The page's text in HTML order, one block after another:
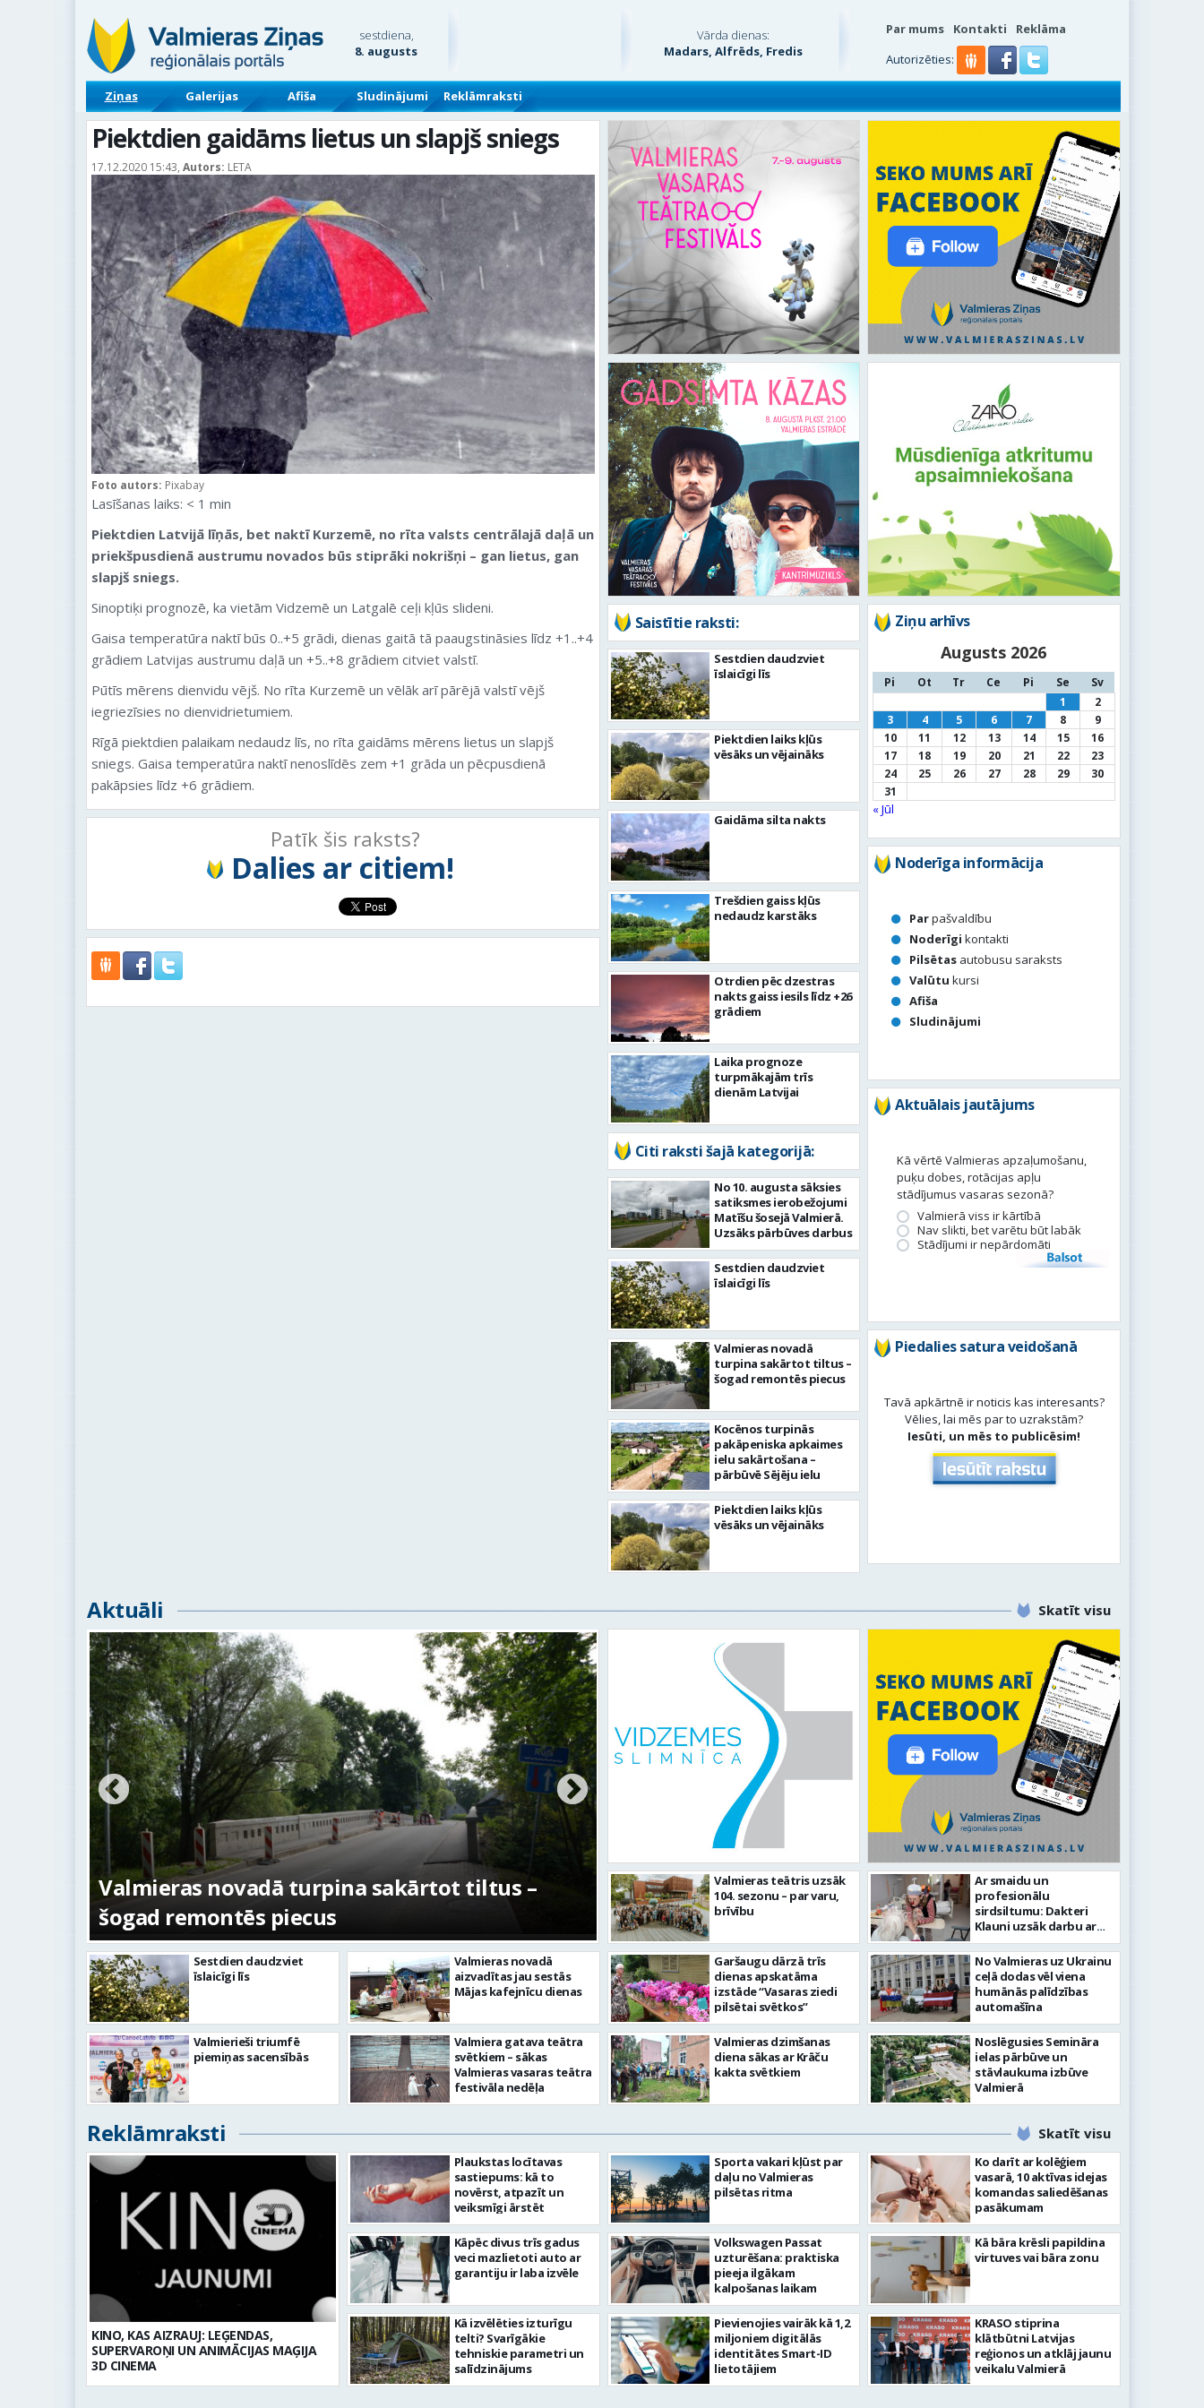
sestdiena,
8. augusts
Vārda dienas:
Madars, Alfrēds, Fredis
Par mums Kontakti
Reklāma
Autorizēties:
Ziņas Galerijas Afiša Sludinājumi Reklāmraksti
Piektdien gaidāms lietus un slapjš sniegs
17.12.2020 15:43, Autors: LETA
Foto autors: Pixabay
Lasīšanas laiks: < 1 min
Piektdien Latvijā līņās, bet naktī Kurzemē, no rīta valsts centrālajā daļā un
priekšpusdienā austrumu novados būs stiprāki nokrišņi – gan lietus, gan
slapjš sniegs.
Sinoptiķi prognozē, ka vietām Vidzemē un Latgalē ceļi kļūs slideni.
Gaisa temperatūra naktī būs 0..+5 grādi, dienas gaitā tā paaugstināsies līdz +1..+4
grādiem Latvijas austrumu daļā un +5..+8 grādiem citviet valstī.
Pūtīs mērens dienvidu vējš. No rīta Kurzemē un vēlāk arī pārējā valstī vējš
iegriezīsies no dienvidrietumiem.
Rīgā piektdien palaikam nedaudz līs, no rīta gaidāms mērens lietus un slapjš
sniegs. Gaisa temperatūra naktī nenoslīdēs zem +1 grāda un pēcpusdienā
pakāpsies līdz +6 grādiem.
Patīk šis raksts?
Dalies ar citiem!
Saistītie raksti:
Sestdien daudzviet
īslaicīgi līs
Piektdien laiks kļūs
vēsāks un vējaināks
Gaidāma silta nakts
Trešdien gaiss kļūs
nedaudz karstāks
Otrdien pēc dzestras
nakts gaiss iesils līdz +26
grādiem
Laika prognoze
turpmākajām trīs
dienām Latvijai
Citi raksti šajā kategorijā:
No 10. augusta sāksies
satiksmes ierobežojumi
Matīšu šosejā Valmierā.
Uzsāks pārbūves darbus
Sestdien daudzviet
īslaicīgi līs
Valmieras novadā
turpina sakārtot tiltus –
šogad remontēs piecus
Kocēnos turpinās
pakāpeniska apkaimes
ielu sakārtošana –
pārbūvē Sējēju ielu
Piektdien laiks kļūs
vēsāks un vējaināks
Ziņu arhīvs
Augusts 2026
Pi Ot Tr Ce Pi Se
Sv
1
2
3
4 5 6 7 8
9
10
11 12 13 14 15
16
17
18 19 20 21 22
23
24
25 26 27 28 29
30
31
« Jūl
Noderīga informācija
Parpašvaldību
Noderīgi kontakti
Pilsētas autobusu saraksts
Valūtu kursi
Afiša
Sludinājumi
Aktuālais jautājums
Kā vērtē Valmieras apzaļumošanu,
puķu dobes, rotācijas apļu
stādījumus vasaras sezonā?
Valmierā viss ir kārtībā
Nav slikti, bet varētu būt labāk
Stādījumi ir nepārdomāti
Balsot
Piedalies satura veidošanā
Tavā apkārtnē ir noticis kas interesants?
Vēlies, lai mēs par to uzrakstām?
Iesūti, un mēs to publicēsim!
Aktuāli Skatīt visu
No pagaidu teātra līdz laikmetīgās kultūras
centram – kā attīstīsies “Kurtuve”
FOTO: Ar daudzveidīgiem notikumiem
aizvadīta Valmieras 743. dzimšanas diena
Sestdien daudzviet
īslaicīgi līs
Valmierieši triumfē
piemiņas sacensībās
Valmieras novadā
aizvadītas jau sestās
Mājas kafejnīcu dienas
Valmiera gatava teātra
svētkiem – sākas
Valmieras vasaras teātra
festivāla nedēļa
Valmieras teātris uzsāk
104. sezonu – par varu,
brīvību
Garšaugu dārzā trīs
dienas apskatāma
izstāde “Vasaras ziedi
pilsētai svētkos”
Valmieras dzimšanas
diena sākas ar Krāču
kakta svētkiem
Ar smaidu un
profesionālu
sirdsiltumu: Dakteri
Klauni uzsāk darbu ar
senioriem Vidzemes
slimnīcā
No Valmieras uz Ukrainu
ceļā dodas vēl viena
humānās palīdzības
automašīna
Noslēgusies Semināra
ielas pārbūve un
stāvlaukuma izbūve
Valmierā
Reklāmraksti Skatīt visu
KINO, KAS AIZRAUJ: LEĢENDAS,
SUPERVAROŅI UN ANIMĀCIJAS MAĢIJA
3D CINEMA
Plaukstas locītavas
sastiepums: kā to
novērst, atpazīt un
veiksmīgi ārstēt
Kāpēc divus trīs gadus
veci mazlietoti auto ar
garantiju ir laba izvēle
Kā izvēlēties izturīgu
telti? Svarīgākie
tehniskie parametri un
salīdzinājums
Sporta vakari kļūst par
daļu no Valmieras
pilsētas ritma
Volkswagen Passat
uzturēšana: praktiska
pieeja ilgākam
kalpošanas laikam
Pievienojies vairāk kā 1,2
miljoniem digitālās
identitātes Smart-ID
lietotājiem
Ko darīt ar kolēģiem
vasarā, 10 aktīvas idejas
komandas saliedēšanas
pasākumam
Kā bāra krēsli papildina
virtuves vai bāra zonu
KRASO stiprina
klātbūtni Latvijas
reģionos un atklāj jaunu
veikalu Valmierā